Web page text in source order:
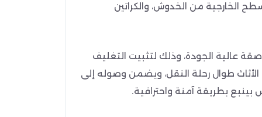
الخارجية من الخدوش، والكراتين
عالية الجودة، وذلك لتثبيت التغليف
طوال رحلة النقل، ويضمن وصوله إلى
بطريقة آمنة واحترافية.